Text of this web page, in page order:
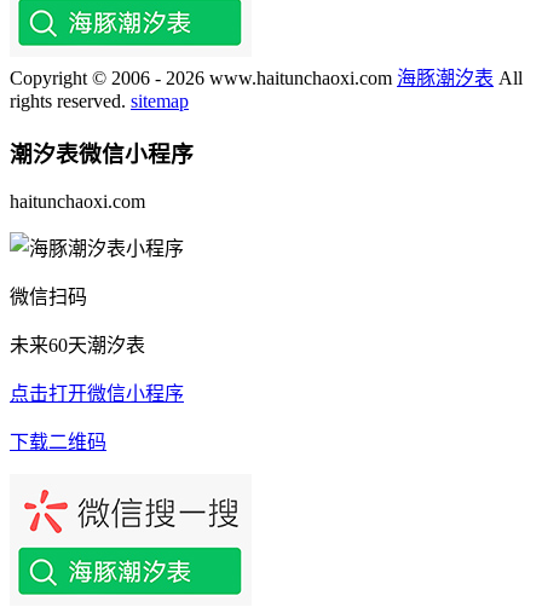
Copyright © 2006 - 2026 www.haitunchaoxi.com 海豚潮汐表 All
rights reserved. sitemap
潮汐表微信小程序
haitunchaoxi.com
微信扫码
未来60天潮汐表
点击打开微信小程序
下载二维码